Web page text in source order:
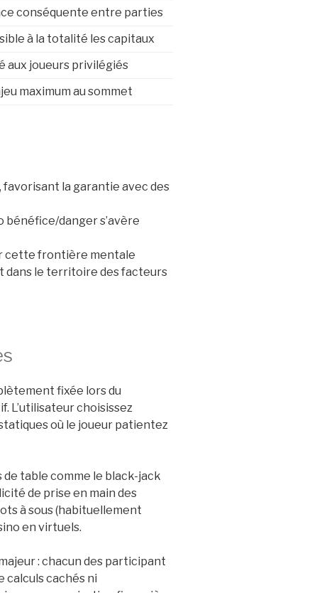
conséquente entre parties
à la totalité les capitaux
aux joueurs privilégiés
maximum au sommet
la garantie avec des
bénéfice/danger s’avère
cette frontière mentale
dans le territoire des facteurs
fixée lors du
choisissez
où le joueur patientez
table comme le black-jack
de prise en main des
à sous (habituellement
en virtuels.
: chacun des participant
calculs cachés ni